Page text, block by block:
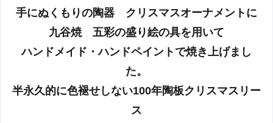
手にぬくもりの陶器 クリスマスオーナメントに
九谷焼 五彩の盛り絵の具を用いて
ハンドメイド・ハンドペイントで焼き上げまし
た。
半永久的に色褪せしない100年陶板クリスマスリー
ス